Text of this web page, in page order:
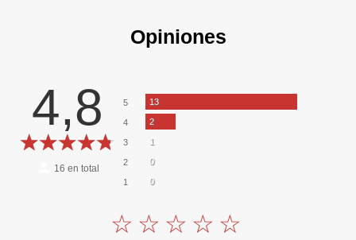
Opiniones
4,8
16 en total
5 13
4 2
3 1
2 0
1 0